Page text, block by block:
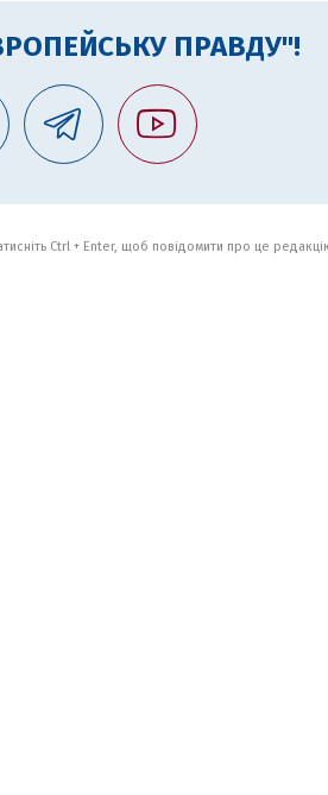
ПРАВДУ"!
Ctrl + Enter, щоб повідомити про це